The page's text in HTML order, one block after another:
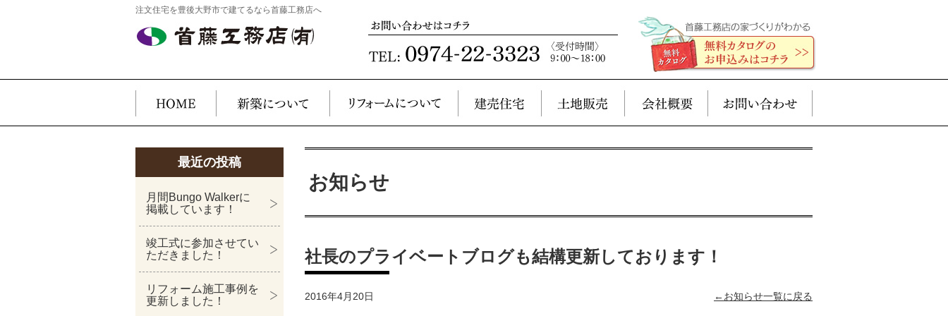
注文住宅を豊後大野市で建てるなら首藤工務店へ
お知らせ
社長のプライベートブログも結構更新しております！
2016年4月20日 ←お知らせ一覧に戻る
最近の投稿
月間Bungo Walkerに
掲載しています！
竣工式に参加させてい
ただきました！
リフォーム施工事例を
更新しました！